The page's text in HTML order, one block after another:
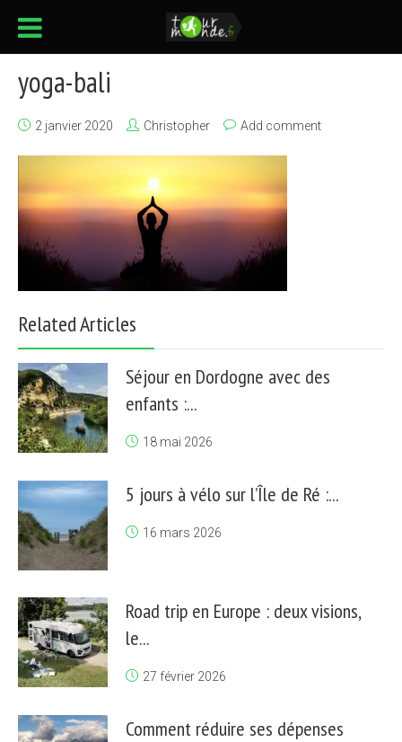
yoga-bali
2 janvier 2020 Christopher Add comment
Related Articles
Séjour en Dordogne avec des
enfants :...
18 mai 2026
5 jours à vélo sur l’Île de Ré :...
16 mars 2026
Road trip en Europe : deux visions,
le...
27 février 2026
Comment réduire ses dépenses